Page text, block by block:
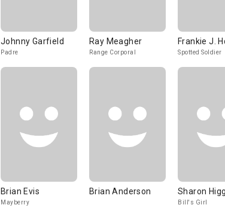
Johnny Garfield
Padre
Ray Meagher
Range Corporal
Frankie J.
Spotted Soldier
Brian Evis
Mayberry
Brian Anderson Sharon
Bill's Girl